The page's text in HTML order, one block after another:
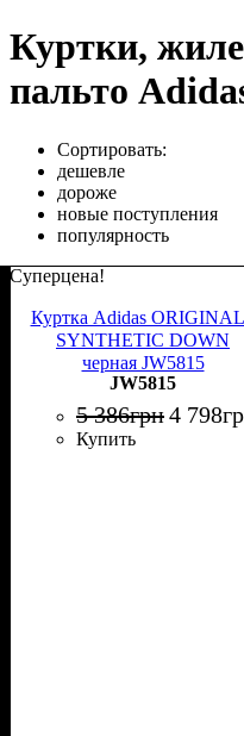
Куртки,
пальто
Сортировать:
дешевле
дороже
новые поступления
популярность
Суперцена!
Куртка Adidas
SYNTHETIC DOWN
черная JW5815
JW5815
5 386грн4 798
Купить